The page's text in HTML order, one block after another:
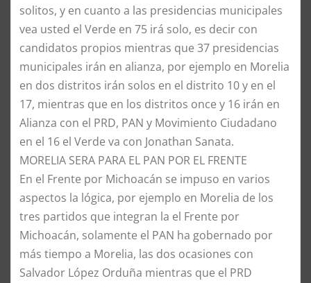
solitos, y en cuanto a las presidencias municipales
vea usted el Verde en 75 irá solo, es decir con
candidatos propios mientras que 37 presidencias
municipales irán en alianza, por ejemplo en Morelia
en dos distritos irán solos en el distrito 10 y en el
17, mientras que en los distritos once y 16 irán en
Alianza con el PRD, PAN y Movimiento Ciudadano
en el 16 el Verde va con Jonathan Sanata.
MORELIA SERA PARA EL PAN POR EL FRENTE
En el Frente por Michoacán se impuso en varios
aspectos la lógica, por ejemplo en Morelia de los
tres partidos que integran la el Frente por
Michoacán, solamente el PAN ha gobernado por
más tiempo a Morelia, las dos ocasiones con
Salvador López Orduña mientras que el PRD